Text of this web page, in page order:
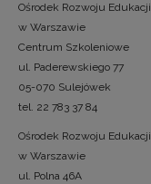
Ośrodek Rozwoju Edukacji
w Warszawie
Centrum Szkoleniowe
ul. Paderewskiego 77
05-070 Sulejówek
tel. 22 783 37 84
Ośrodek Rozwoju Edukacji
w Warszawie
ul. Polna 46A